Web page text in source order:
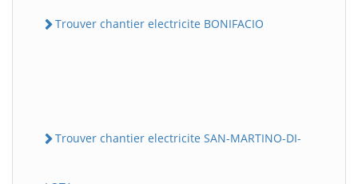
Trouver chantier electricite BONIFACIO
Trouver chantier electricite SAN-MARTINO-DI-